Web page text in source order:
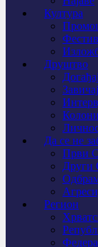
Култура
Друштво
Да се не
Први
Други
Регион